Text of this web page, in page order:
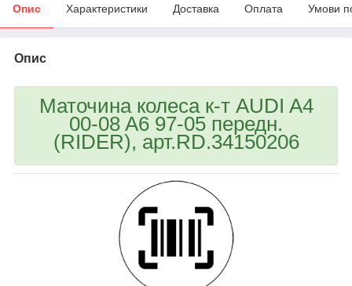
Опис Характеристики Доставка Оплата Умови
Опис
Маточина колеса к-т AUDI A4
00-08 A6 97-05 передн.
(RIDER), арт.RD.34150206